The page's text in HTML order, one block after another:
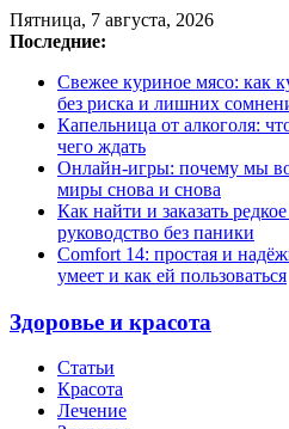
Пятница, 7 августа, 2026
Последние:
Свежее куриное мясо: как
без риска и лишних
Капельница от алкоголя:
чего ждать
Онлайн-игры: почему мы
миры снова и снова
Как найти и заказать
руководство без паники
Comfort 14: простая и
умеет и как ей пользоваться
Здоровье и красота
Статьи
Красота
Лечение